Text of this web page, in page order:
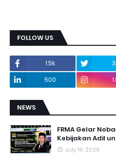
FOLLOW US
1.5k
500
NEWS
FRMA Gelar
Kebijakan Adil
July 19, 2026